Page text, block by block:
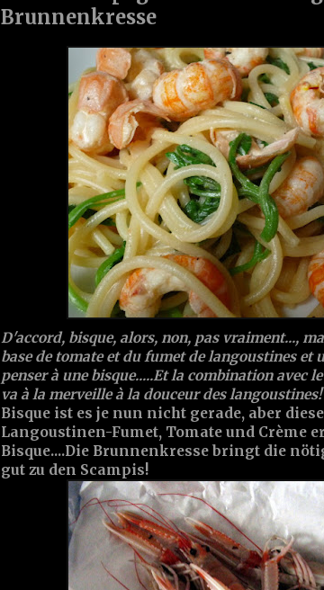
Brunnenkresse
D'accord, bisque, alors, non, pas vraiment...,
base de tomate et du fumet de langoustines et
penser à une bisque.....Et la combination avec
va à la merveille à la douceur des
Bisque ist es je nun nicht gerade, aber
Langoustinen-Fumet, Tomate und Crème
Bisque....Die Brunnenkresse bringt die
gut zu den Scampis!